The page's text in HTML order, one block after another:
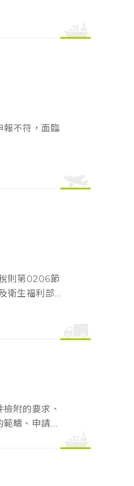
報不符，面臨
則第0206節
衛生福利部食
附的要求、
疇、申請的